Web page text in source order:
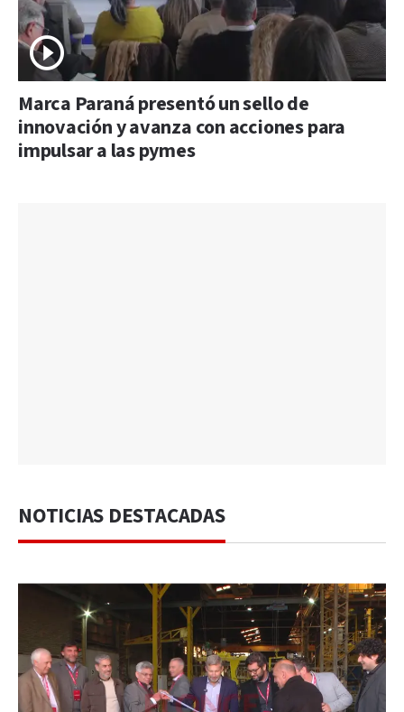
Marca Paraná presentó un sello de
innovación y avanza con acciones para
impulsar a las pymes
NOTICIAS DESTACADAS